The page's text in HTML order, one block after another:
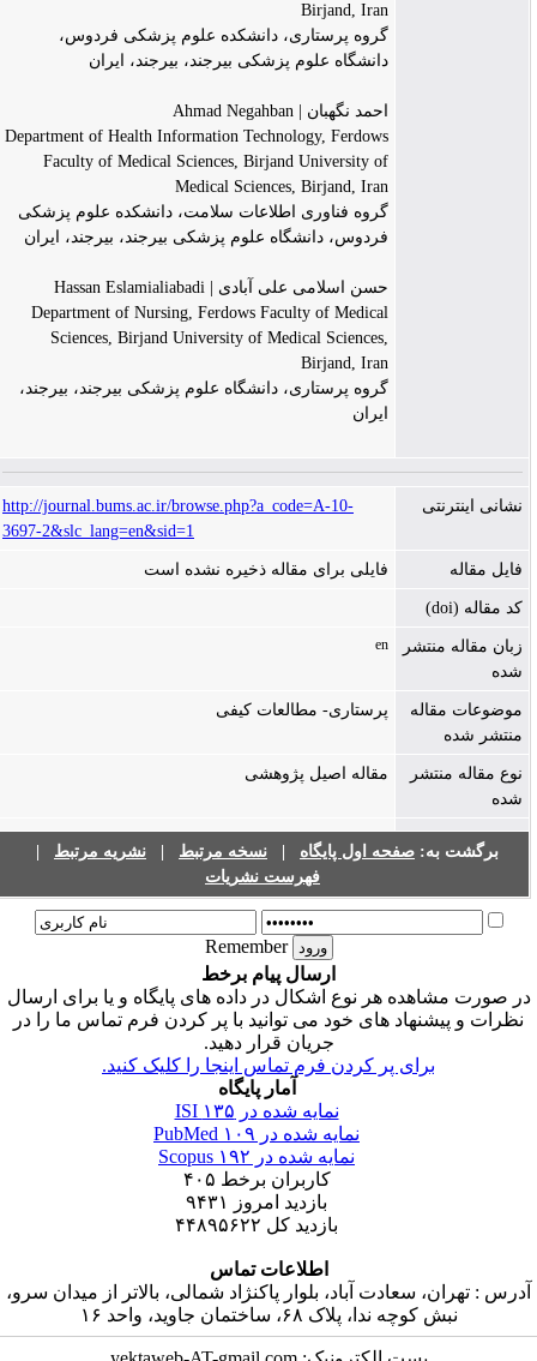
Birjand, Iran
گروه پرستاری، دانشکده علوم پزشکی فردوس،
دانشگاه علوم پزشکی بیرجند، بیرجند، ایران
احمد نگهبان | Ahmad Negahban
Department of Health Information Technology, Ferdows
Faculty of Medical Sciences, Birjand University of
Medical Sciences, Birjand, Iran
گروه فناوری اطلاعات سلامت، دانشکده علوم پزشکی
فردوس، دانشگاه علوم پزشکی بیرجند، بیرجند، ایران
حسن اسلامی علی آبادی | Hassan Eslamialiabadi
Department of Nursing, Ferdows Faculty of Medical
Sciences, Birjand University of Medical Sciences,
Birjand, Iran
گروه پرستاری، دانشگاه علوم پزشکی بیرجند، بیرجند،
ایران
نشانی اینترنتی
http://journal.bums.ac.ir/browse.php?a_code=A-10-
3697-2&slc_lang=en&sid=1
فایل مقاله فایلی برای مقاله ذخیره نشده است
کد مقاله (doi)
زبان مقاله منتشر
شده
en
موضوعات مقاله
منتشر شده
پرستاری- مطالعات کیفی
نوع مقاله منتشر
شده
مقاله اصیل پژوهشی
برگشت به:صفحه اول پایگاه| نسخه مرتبط| نشریه مرتبط|
فهرست نشریات
Remember
ارسال پیام برخط
صورت مشاهده هر نوع اشکال در داده های پایگاه و یا برای ارسال
نظرات و پیشنهاد های خود می توانید با پر کردن فرم تماس ما را در
جریان قرار دهید.
برای پر کردن فرم تماس اینجا را کلیک کنید.
آمار پایگاه
نمایه شده در ISI۱۳۵
نمایه شده در PubMed۱۰۹
نمایه شده در Scopus۱۹۲
کاربران برخط۴۰۵
بازدید امروز۹۴۳۱
بازدید کل ۴۴۸۹۵۶۲۲
اطلاعات تماس
: تهران، سعادت آباد، بلوار پاکنژاد شمالی، بالاتر از میدان سرو،
نبش کوچه ندا، پلاک ۶۸، ساختمان جاوید، واحد ۱۶